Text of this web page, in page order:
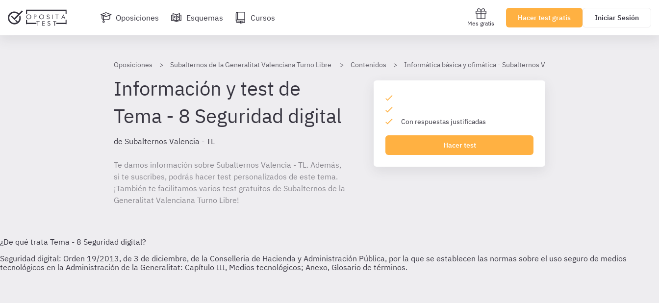
Oposiciones Esquemas Cursos
Mes gratis
Hacer test gratis Iniciar Sesión
Oposiciones Subalternos de la Generalitat Valenciana Turno Libre Contenidos Informática básica y ofimática - Subalternos Valencia Turno Libre
Información y test de
Tema - 8 Seguridad digital
de Subalternos Valencia - TL
Te damos información sobre Subalternos Valencia - TL. Además,
si te suscribes, podrás hacer test personalizados de este tema.
¡También te facilitamos varios test gratuitos de Subalternos de la
Generalitat Valenciana Turno Libre!
Con respuestas justificadas
Hacer test